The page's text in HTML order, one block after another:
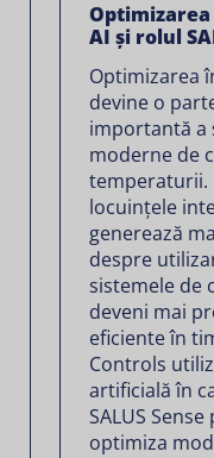
AI și rolul
Optimizarea
devine o
importantă a
moderne de
temperaturii.
locuințele
generează
despre
sistemele de
deveni mai
eficiente în
Controls
artificială în
SALUS
optimiza